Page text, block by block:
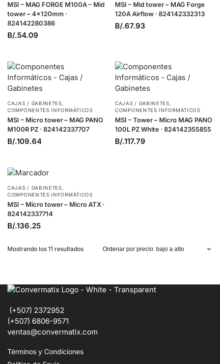
MSI – MAG FORGE M100A – Mid
tower – 4x120mm ·
824142280386
B/.54.09
MSI – Mid tower – MAG Forge
120A Airflow · 824142332313
B/.67.93
CAJAS / GABINETES,
COMPONENTES INFORMÁTICOS
MSI – Micro tower – MAG PANO
M100R PZ · 824142337707
B/.109.64
CAJAS / GABINETES,
COMPONENTES INFORMÁTICOS
MSI – Tower – Micro MAG PANO
100L PZ White · 824142355855
B/.117.79
CAJAS / GABINETES,
COMPONENTES INFORMÁTICOS
MSI – Micro tower – Micro ATX ·
824142337714
B/.136.25
Mostrando los 11 resultados
(+507) 2372952
(+507) 6806-9571
ventas@convermatix.com
Términos y Condiciones